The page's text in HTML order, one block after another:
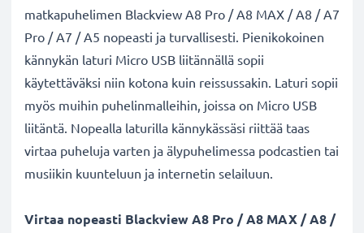
matkapuhelimen Blackview A8 Pro / A8 MAX / A8 / A7
Pro / A7 / A5 nopeasti ja turvallisesti. Pienikokoinen
kännykän laturi Micro USB liitännällä sopii
käytettäväksi niin kotona kuin reissussakin. Laturi sopii
myös muihin puhelinmalleihin, joissa on Micro USB
liitäntä. Nopealla laturilla kännykässäsi riittää taas
virtaa puheluja varten ja älypuhelimessa podcastien tai
musiikin kuunteluun ja internetin selailuun.
Virtaa nopeasti Blackview A8 Pro / A8 MAX / A8 /